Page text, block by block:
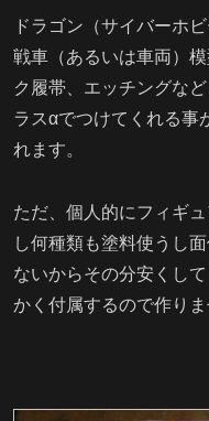
ドラゴン（サイバーホ
戦車（あるいは車両）
ク履帯、エッチングな
ラスαでつけてくれる事
れます。
ただ、個人的にフィギ
し何種類も塗料使うし
ないからその分安くし
かく付属するので作りま